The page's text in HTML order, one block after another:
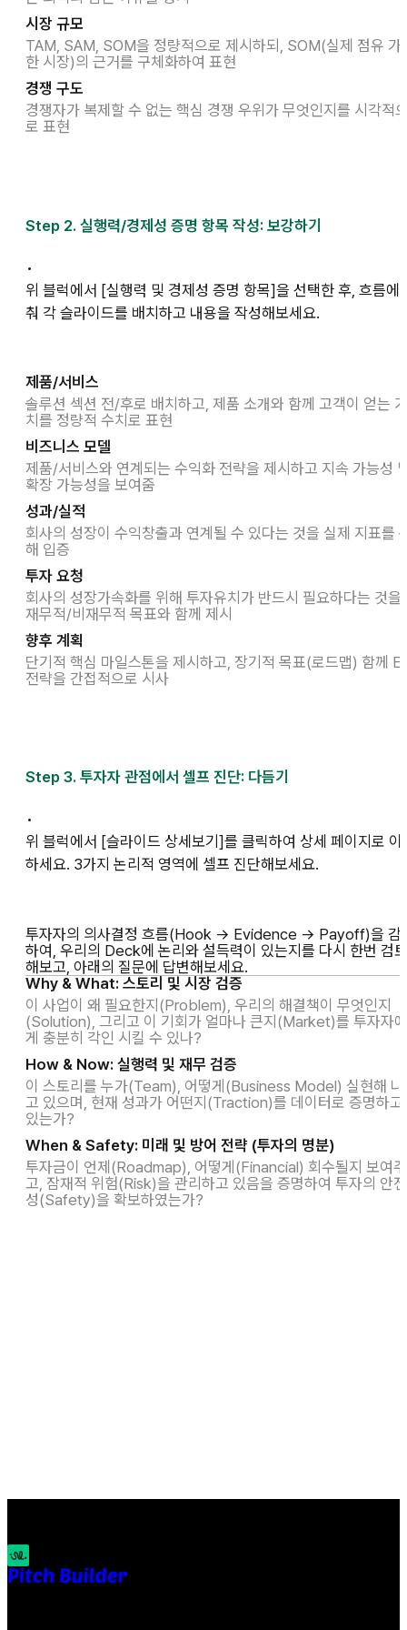
시장 규모
TAM, SAM, SOM을 정량적으로 제시하되, SOM(실제 점유 가
한 시장)의 근거를 구체화하여 표현
경쟁 구도
경쟁자가 복제할 수 없는 핵심 경쟁 우위가 무엇인지를 시각적
로 표현
Step 2. 실행력/경제성 증명 항목 작성: 보강하기
•
위 블럭에서 [실행력 및 경제성 증명 항목]을 선택한 후, 흐름에
춰 각 슬라이드를 배치하고 내용을 작성해보세요.
제품/서비스
솔루션 섹션 전/후로 배치하고, 제품 소개와 함께 고객이 얻는 가
치를 정량적 수치로 표현
비즈니스 모델
제품/서비스와 연계되는 수익화 전략을 제시하고 지속 가능성
확장 가능성을 보여줌
성과/실적
회사의 성장이 수익창출과 연계될 수 있다는 것을 실제 지표를
해 입증
투자 요청
회사의 성장가속화를 위해 투자유치가 반드시 필요하다는 것을
재무적/비재무적 목표와 함께 제시
향후 계획
단기적 핵심 마일스톤을 제시하고, 장기적 목표(로드맵) 함께
전략을 간접적으로 시사
Step 3. 투자자 관점에서 셀프 진단: 다듬기
•
위 블럭에서 [슬라이드 상세보기]를 클릭하여 상세 페이지로 이
하세요. 3가지 논리적 영역에 셀프 진단해보세요.
투자자의 의사결정 흐름(Hook → Evidence → Payoff)을 감
하여, 우리의 Deck에 논리와 설득력이 있는지를 다시 한번 검토
해보고, 아래의 질문에 답변해보세요.
Why & What: 스토리 및 시장 검증
이 사업이 왜 필요한지(Problem), 우리의 해결책이 무엇인지
(Solution), 그리고 이 기회가 얼마나 큰지(Market)를 투자자에
게 충분히 각인 시킬 수 있나?
How & Now: 실행력 및 재무 검증
이 스토리를 누가(Team), 어떻게(Business Model) 실현해 나
고 있으며, 현재 성과가 어떤지(Traction)를 데이터로 증명하고
있는가?
When & Safety: 미래 및 방어 전략 (투자의 명분)
투자금이 언제(Roadmap), 어떻게(Financial) 회수될지 보여주
고, 잠재적 위험(Risk)을 관리하고 있음을 증명하여 투자의 안전
성(Safety)을 확보하였는가?